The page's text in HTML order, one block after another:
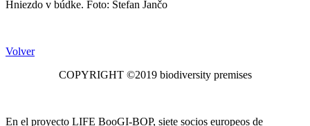
Hniezdo v búdke. Foto: Štefan Jančo
Volver
COPYRIGHT ©2019 biodiversity premises
En el proyecto LIFE BooGI-BOP, siete socios europeos de